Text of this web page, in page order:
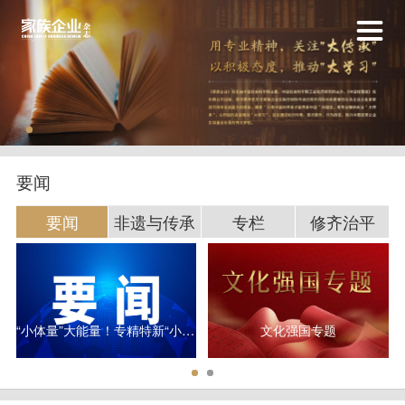
要闻
要闻 非遗与传承 专栏 修齐治平
“小体量”大能量！专精特新“小巨人”研发平均投入超3000万元 文化强国专题